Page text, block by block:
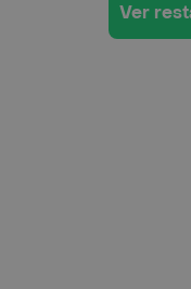
Ver